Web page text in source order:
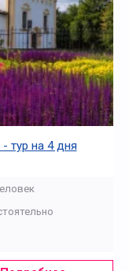
тур на 4 дня